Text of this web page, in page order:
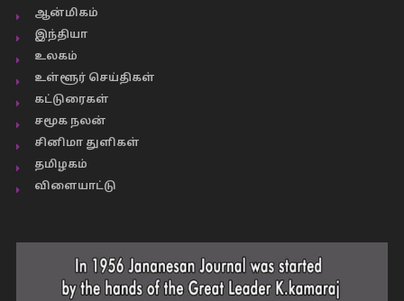
ஆன்மிகம்
இந்தியா
உலகம்
உள்ளூர் செய்திகள்
கட்டுரைகள்
சமூக நலன்
சினிமா துளிகள்
தமிழகம்
விளையாட்டு